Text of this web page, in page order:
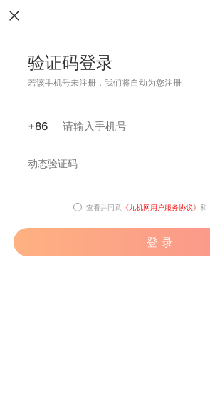
验证码登录
若该手机号未注册，我们将自动为您注册
+86
查看并同意 《九机网用户服务协议》 和
登 录